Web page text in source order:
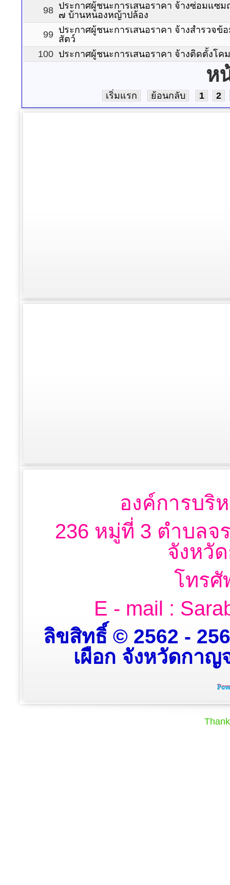
98 ประกาศผู้ชนะการเสนอราคา จ้างซ่อมแซ
๗ บ้านหนองหญ้าปล้อง
99 ประกาศผู้ชนะการเสนอราคา จ้างสำรวจ
สัตว์
100 ประกาศผู้ชนะการเสนอราคา จ้างติดตั้งโ
ห
เริ่มแรก ย้อนกลับ 1 2
องค์การบริ
236 หมู่ที่ 3 ตำบลจ
จังหวั
โทรศั
E - mail :
ลิขสิทธิ์ © 2562 -
เผือก จังหวัดกา